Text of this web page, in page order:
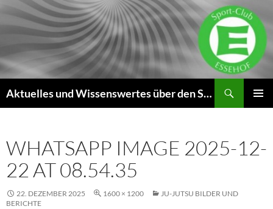
Zum
Inhalt
Aktuelles und Wissenswertes über den SC Essehof
WHATSAPP IMAGE 2025-12-
22 AT 08.54.35
22. DEZEMBER 2025 1600 × 1200
JU-JUTSU BILDER UND
BERICHTE